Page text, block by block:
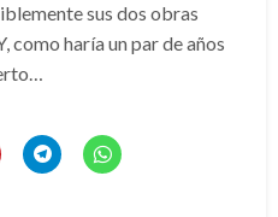
sus dos obras
como haría un par de años